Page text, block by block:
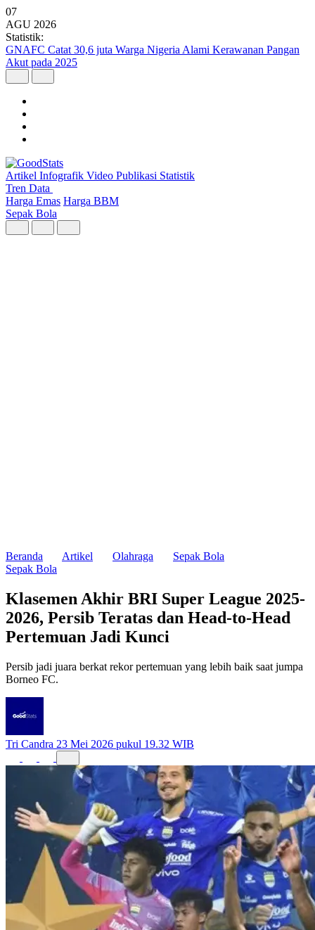
07
AGU 2026
Statistik:
Kunjungan Wisatawan Mancanegara Tembus 7 Juta per Semester I
2026
Artikel Infografik Video Publikasi Statistik
Tren Data
Harga Emas Harga BBM
Sepak Bola
Beranda Artikel Olahraga
Sepak Bola
Sepak Bola
Klasemen Akhir BRI Super League 2025-
2026, Persib Teratas dan Head-to-Head
Pertemuan Jadi Kunci
Persib jadi juara berkat rekor pertemuan yang lebih baik saat jumpa
Borneo FC.
Tri Candra 23 Mei 2026 pukul 19.32 WIB